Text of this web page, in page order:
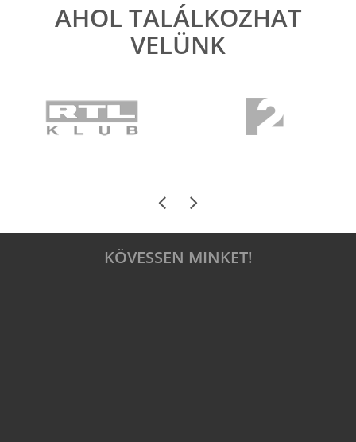
ELOLVASOM
AHOL TALÁLKOZHAT
VELÜNK
KÖVESSEN MINKET!